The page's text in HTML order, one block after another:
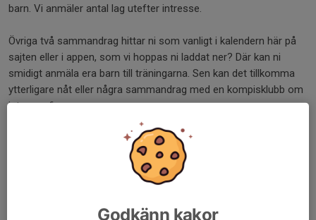
barn. Vi anmäler antal lag utefter intresse.
Övriga två sammandrag hittar ni som vanligt i kalendern här på
sajten eller i appen, som vi hoppas ni laddat ner? Där kan ni
smidigt anmäla era barn till träningarna. Sen kan det tillkomma
ytterligare nåt eller några sammandrag med en kompisklubb om
intresse finns.
2027 så börjar laget spela seriespel med matcher i spelformen
5-5 utan sarg. Under hösten fortsätter vi förbereda och utveckla
killarnas fotbollskunskaper i spelet 5-5.
Godkänn kakor